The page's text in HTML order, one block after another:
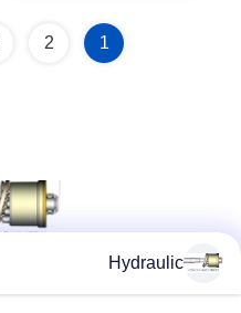
1
2
Hydraulic